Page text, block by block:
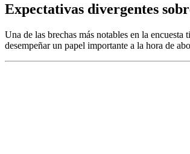
Expectativas divergentes
Una de las brechas más notables en la
desempeñar un papel importante a la hora de